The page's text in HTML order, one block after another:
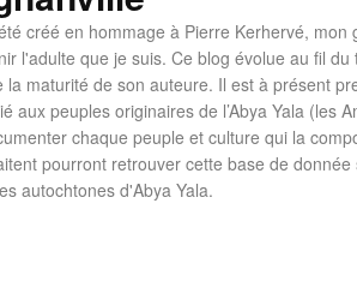
créé en hommage à Pierre Kerhervé, mon
l'adulte que je suis. Ce blog évolue au fil du
la maturité de son auteure. Il est à présent
aux peuples originaires de l’Abya Yala (les
chaque peuple et culture qui la
pourront retrouver cette base de donnée
autochtones d'Abya Yala.